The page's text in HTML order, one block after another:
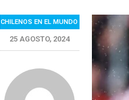
CHILENOS EN EL MUNDO
25 AGOSTO, 2024